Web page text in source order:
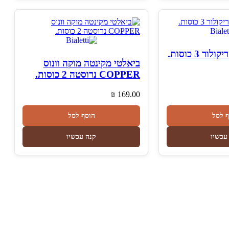
3 כוסות.
לסל
ביאלטי מקינטה מוקה וונוס
COPPER נרוסטה 2 כוסות.
₪ 169.00
הוסף לסל
קנה עכשיו